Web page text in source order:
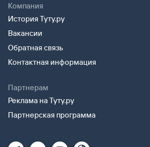
Компания
История Туту.ру
Вакансии
Обратная связь
Контактная информация
Партнерам
Реклама на Туту.ру
Партнерская программа